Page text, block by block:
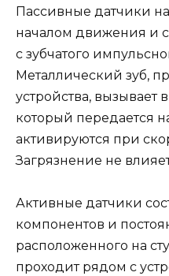
Пассивные датчики
началом движения и
с зубчатого
Металлический зуб,
устройства, вызывает
который передается
активируются при
Загрязнение не
Активные датчики
компонентов и
расположенного на
проходит рядом с